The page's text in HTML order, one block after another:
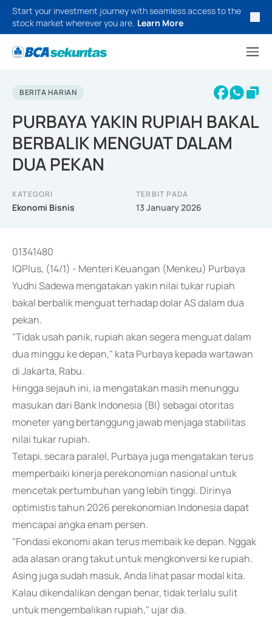
Start your investment journey with seamless access to the
stock market wherever you are. Learn More
BERITA HARIAN
PURBAYA YAKIN RUPIAH BAKAL
BERBALIK MENGUAT DALAM
DUA PEKAN
KATEGORI
Ekonomi Bisnis
TERBIT PADA
13 January 2026
01341480
IQPlus, (14/1) - Menteri Keuangan (Menkeu) Purbaya
Yudhi Sadewa mengatakan yakin nilai tukar rupiah
bakal berbalik menguat terhadap dolar AS dalam dua
pekan.
"Tidak usah panik, rupiah akan segera menguat dalam
dua minggu ke depan," kata Purbaya kepada wartawan
di Jakarta, Rabu.
Hingga sejauh ini, ia mengatakan masih menunggu
masukan dari Bank Indonesia (BI) sebagai otoritas
moneter yang bertanggung jawab menjaga stabilitas
nilai tukar rupiah.
Tetapi, secara paralel, Purbaya juga mengatakan terus
memperbaiki kinerja perekonomian nasional untuk
mencetak pertumbuhan yang lebih tinggi. Dirinya
optimistis tahun 2026 perekonomian Indonesia dapat
mencapai angka enam persen.
"Fondasi ekonomi akan terus membaik ke depan. Nggak
ada alasan orang takut untuk mengkonversi ke rupiah.
Asing juga sudah masuk, Anda lihat pasar modal kita.
Kalau dikendalikan dengan benar, tidak terlalu sulit
untuk mengembalikan rupiah," ujar dia.